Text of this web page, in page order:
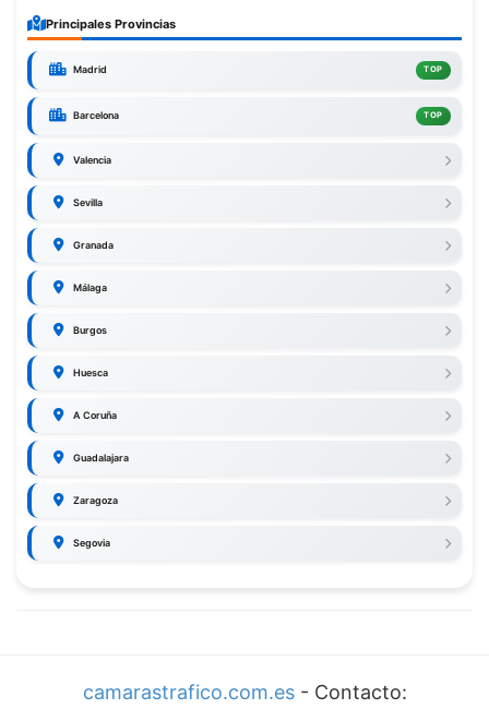
Principales Provincias
Madrid TOP
Barcelona TOP
Valencia
Sevilla
Granada
Málaga
Burgos
Huesca
A Coruña
Guadalajara
Zaragoza
Segovia
camarastrafico.com.es- Contacto: